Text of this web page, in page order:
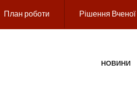
План роботи Рішення
ГОЛОВНЕ МЕНЮНОВИНИ